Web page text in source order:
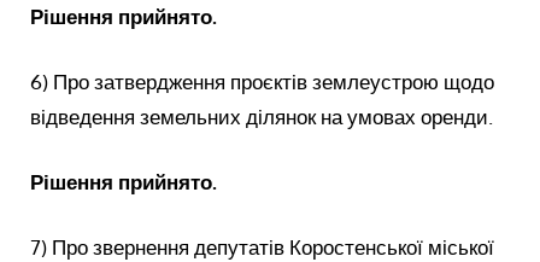
Рішення прийнято.
6) Про затвердження проєктів землеустрою щодо
відведення земельних ділянок на умовах оренди.
Рішення прийнято.
7) Про звернення депутатів Коростенської міської